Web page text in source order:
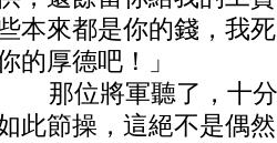
本來都是你的錢，我
的厚德吧！」
那位將軍聽了，十分
此節操，這絕不是偶